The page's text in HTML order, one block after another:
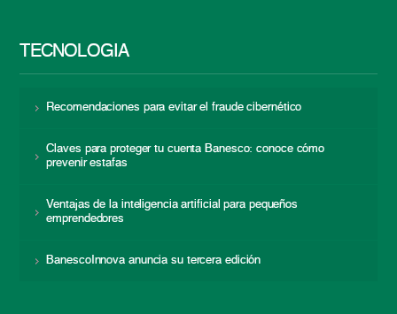
TECNOLOGÍA
Recomendaciones para evitar el fraude cibernético
Claves para proteger tu cuenta Banesco: conoce cómo
prevenir estafas
Ventajas de la inteligencia artificial para pequeños
emprendedores
BanescoInnova anuncia su tercera edición